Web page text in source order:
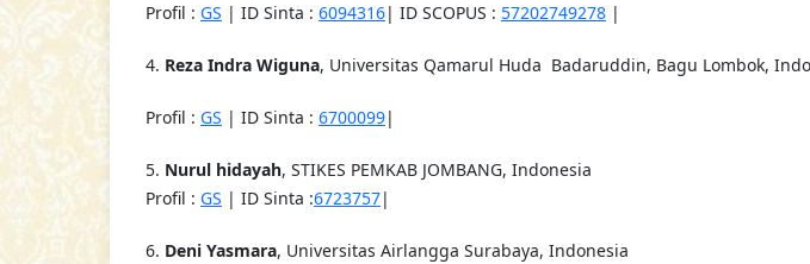
Profil : GS | ID Sinta : 6094316| ID SCOPUS : 57202749278 |
4. Reza Indra Wiguna, Universitas Qamarul Huda Badaruddin, Bagu Lombok,
Profil : GS | ID Sinta : 6700099|
5. Nurul hidayah, STIKES PEMKAB JOMBANG, Indonesia
Profil : GS | ID Sinta :6723757|
6. Deni Yasmara, Universitas Airlangga Surabaya, Indonesia